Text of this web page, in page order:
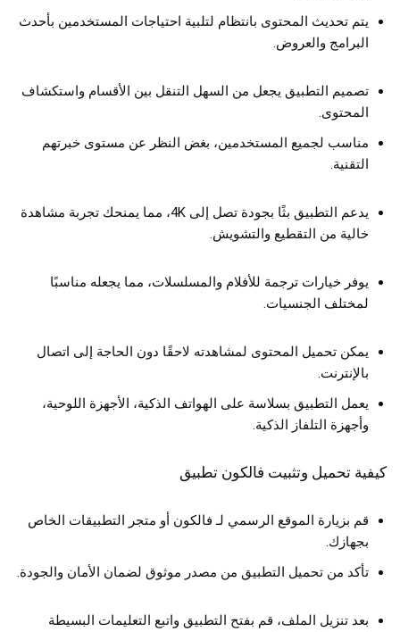
يتم تحديث المحتوى بانتظام لتلبية احتياجات المستخدمين بأحدث
البرامج والعروض.
تصميم التطبيق يجعل من السهل التنقل بين الأقسام واستكشاف
المحتوى.
مناسب لجميع المستخدمين، بغض النظر عن مستوى خبرتهم
التقنية.
يدعم التطبيق بثًا بجودة تصل إلى 4K، مما يمنحك تجربة مشاهدة
خالية من التقطيع والتشويش.
يوفر خيارات ترجمة للأفلام والمسلسلات، مما يجعله مناسبًا
لمختلف الجنسيات.
يمكن تحميل المحتوى لمشاهدته لاحقًا دون الحاجة إلى اتصال
بالإنترنت.
يعمل التطبيق بسلاسة على الهواتف الذكية، الأجهزة اللوحية،
وأجهزة التلفاز الذكية.
كيفية تحميل وتثبيت فالكون تطبيق
قم بزيارة الموقع الرسمي لـ فالكون أو متجر التطبيقات الخاص
بجهازك.
تأكد من تحميل التطبيق من مصدر موثوق لضمان الأمان والجودة.
بعد تنزيل الملف، قم بفتح التطبيق واتبع التعليمات البسيطة